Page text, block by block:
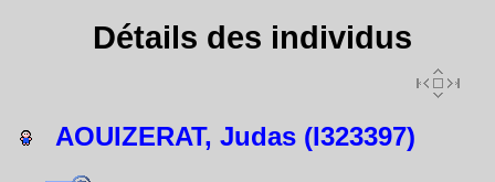
Détails des individus
AOUIZERAT, Judas (I323397)